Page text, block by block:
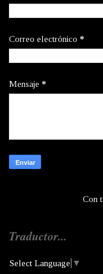
Correo electrónico *
Mensaje *
Con
Traductor...
Select Language ▼